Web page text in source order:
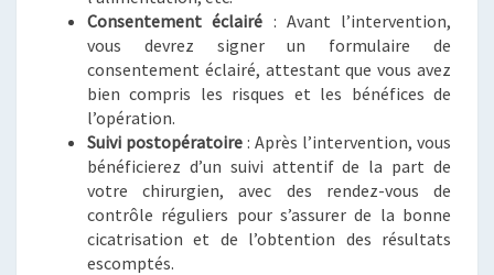
Consentement éclairé : Avant l’intervention,
vous devrez signer un formulaire de
consentement éclairé, attestant que vous avez
bien compris les risques et les bénéfices de
l’opération.
Suivi postopératoire : Après l’intervention, vous
bénéficierez d’un suivi attentif de la part de
votre chirurgien, avec des rendez-vous de
contrôle réguliers pour s’assurer de la bonne
cicatrisation et de l’obtention des résultats
escomptés.